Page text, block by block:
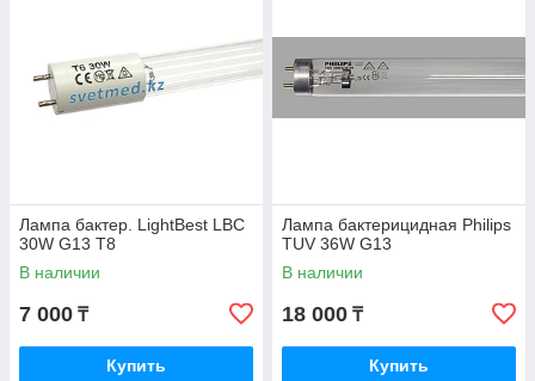
Лампа бактер. LightBest LBC
30W G13 T8
В наличии
7 000 ₸
Купить
Лампа бактерицидная Philips
TUV 36W G13
В наличии
18 000 ₸
Купить